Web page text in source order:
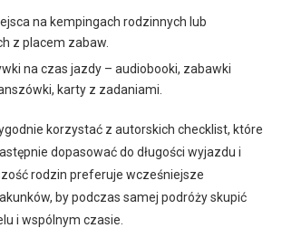
na kempingach rodzinnych lub
z placem zabaw.
na czas jazdy – audiobooki, zabawki
karty z zadaniami.
korzystać z autorskich checklist, które
dopasować do długości wyjazdu i
rodzin preferuje wcześniejsze
by podczas samej podróży skupić
i wspólnym czasie.